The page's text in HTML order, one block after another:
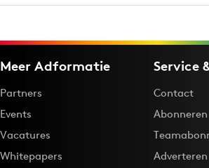
Meer Adformatie
Partners
Events
Vacatures
Whitepapers
Service
Contact
Abonneren
Adverteren